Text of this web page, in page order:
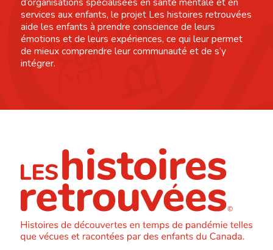
services aux enfants, le projet Les histoires retrouvées
aide les enfants à prendre conscience de leurs
émotions et de leurs expériences, ce qui leur permet
de mieux comprendre leur communauté et de s’y
intégrer.